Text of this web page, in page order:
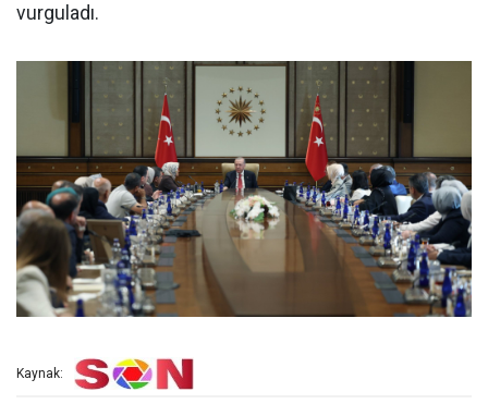
vurguladı.
Kaynak: